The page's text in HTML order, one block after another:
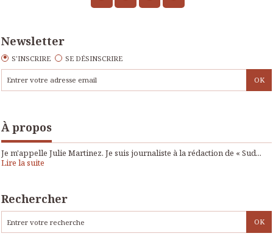
Newsletter
S'INSCRIRE SE DÉSINSCRIRE
À propos
Je m'appelle Julie Martinez. Je suis journaliste à la rédaction de « Sud...
Lire la suite
Rechercher